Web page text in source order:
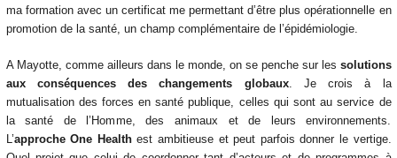
ma formation avec un certificat me permettant d’être plus opérationnelle en
promotion de la santé, un champ complémentaire de l’épidémiologie.
A Mayotte, comme ailleurs dans le monde, on se penche sur les solutions
aux conséquences des changements globaux. Je crois à la
mutualisation des forces en santé publique, celles qui sont au service de
la santé de l’Homme, des animaux et de leurs environnements.
L’approcheOne Healthest ambitieuse et peut parfois donner le vertige.